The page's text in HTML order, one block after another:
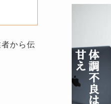
から伝